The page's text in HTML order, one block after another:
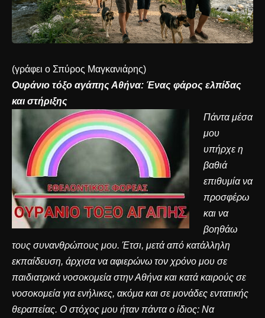
(γράφει ο Σπύρος Μαγκανιάρης)
Ουράνιο τόξο αγάπης Αθήνα: Ένας φάρος ελπίδας
και στήριξης
Πάντα μέσα
μου
υπήρχε η
βαθιά
επιθυμία να
προσφέρω
και να
βοηθάω
τους συνανθρώπους μου. Έτσι, μετά από κατάλληλη
εκπαίδευση, άρχισα να αφιερώνω τον χρόνο μου σε
παιδιατρικά νοσοκομεία στην Αθήνα και κατά καιρούς σε
νοσοκομεία για ενήλικες, ακόμα και σε μονάδες εντατικής
θεραπείας. Ο στόχος μου ήταν πάντα ο ίδιος: Να